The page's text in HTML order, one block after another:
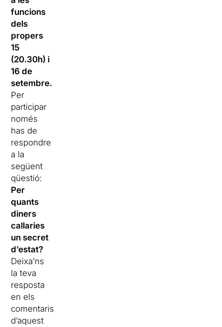
funcions
dels
propers
15
(20.30h) i
16 de
setembre.
Per
participar
només
has de
respondre
a la
següent
qüestió:
Per
quants
diners
callaries
un secret
d’estat?
Deixa’ns
la teva
resposta
en els
comentaris
d’aquest